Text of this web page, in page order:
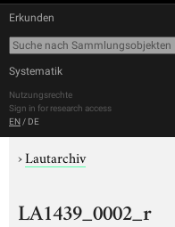
Erkunden
Systematik
Nutzungsrechte
Sign in for research access
EN / DE
›Lautarchiv
LA1439_0002_r